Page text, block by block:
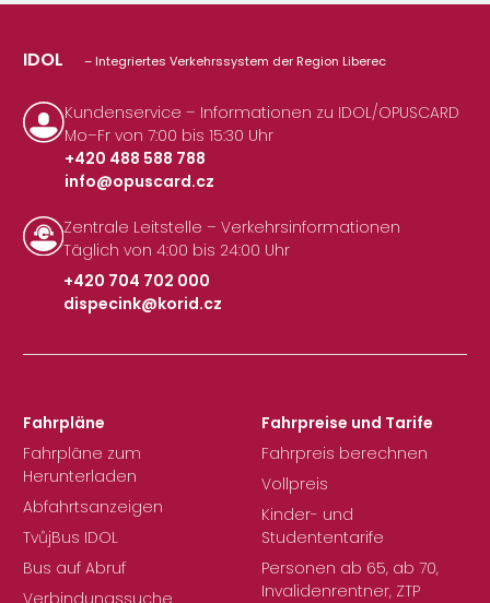
IDOL – Integriertes Verkehrssystem der Region Liberec
Kundenservice – Informationen zu IDOL/OPUSCARD
Mo–Fr von 7:00 bis 15:30 Uhr
+420 488 588 788
|
info@opuscard.cz
Zentrale Leitstelle – Verkehrsinformationen
Täglich von 4:00 bis 24:00 Uhr
+420 704 702 000
|
dispecink@korid.cz
Fahrpläne
Fahrpläne zum
Herunterladen
Abfahrtsanzeigen
TvůjBus IDOL
Bus auf Abruf
Fahrpreise und Tarife
Fahrpreis berechnen
Vollpreis
Kinder- und
Studententarife
Personen ab 65, ab 70,
Invalidenrentner, ZTP